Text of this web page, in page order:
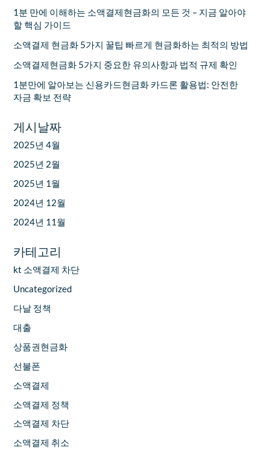
1분 만에 이해하는 소액결제현금화의 모든 것 – 지금 알아야
할 핵심 가이드
소액결제 현금화 5가지 꿀팁 빠르게 현금화하는 최적의 방법
소액결제현금화 5가지 중요한 유의사항과 법적 규제 확인
1분만에 알아보는 신용카드현금화 카드론 활용법: 안전한
자금 확보 전략
게시날짜
2025년 4월
2025년 2월
2025년 1월
2024년 12월
2024년 11월
카테고리
kt 소액결제 차단
Uncategorized
다날 정책
대출
상품권현금화
선불폰
소액결제
소액결제 정책
소액결제 차단
소액결제 취소